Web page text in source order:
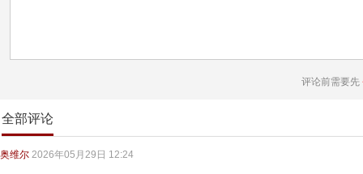
评论前需要先
全部评论
奥维尔 2026年05月29日 12:24